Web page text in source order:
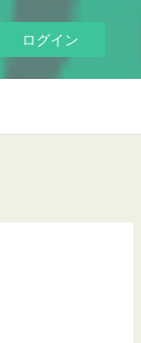
ログイン